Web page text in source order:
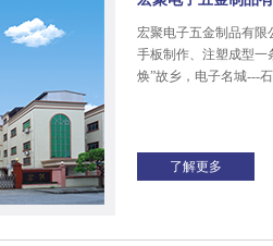
宏聚电子五金制品有限
手板制作、注塑成型一
焕”故乡，电子名城---
了解更多